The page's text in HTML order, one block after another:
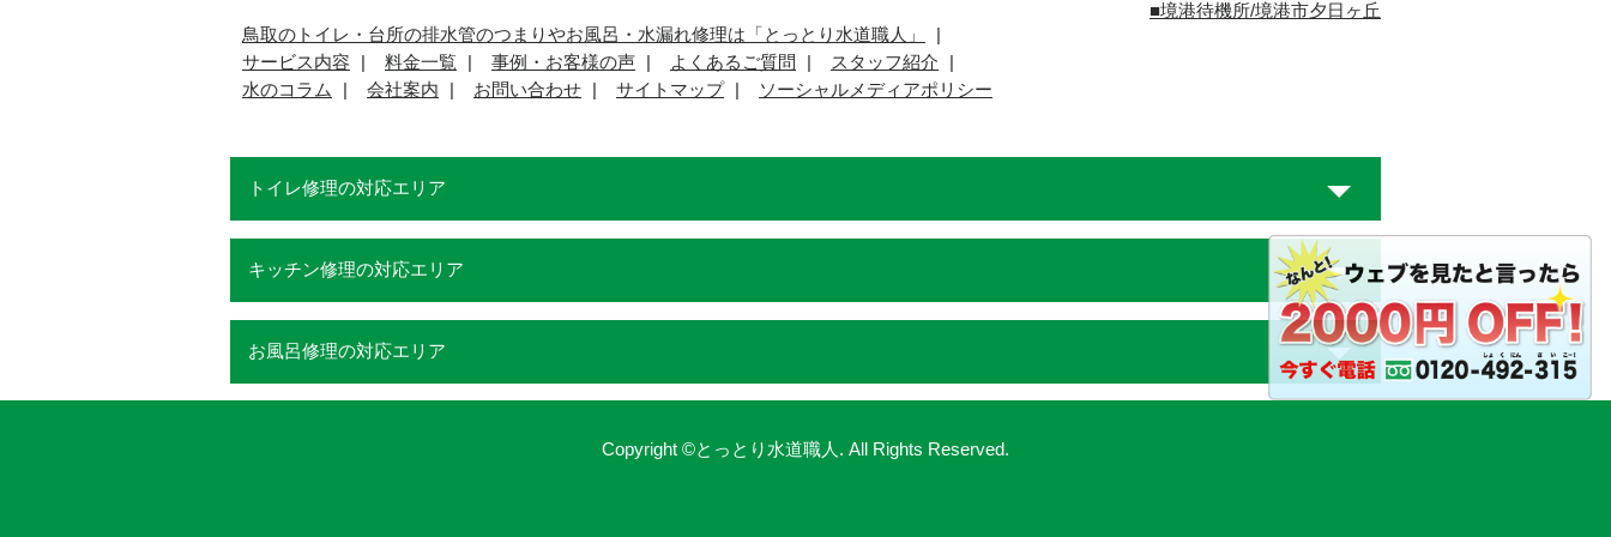
鳥取のトイレ・台所の排水管のつまりやお風呂・水漏れ修理は「とっとり水道職人」
サービス内容
料金一覧 事例・お客様の声 よくあるご質問
スタッフ紹介
水のコラム
会社案内 お問い合わせ サイトマップ ソーシャルメディアポリシー
■境港待機所/境港市夕日ヶ丘
トイレ修理の対応エリア
キッチン修理の対応エリア
お風呂修理の対応エリア
Copyright ©とっとり水道職人. All Rights Reserved.